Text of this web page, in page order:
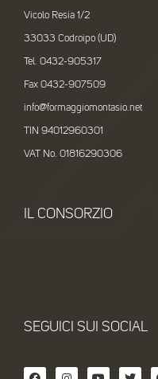
Vicolo Resia 1/2
33033 Codroipo (UD)
Tel. 0432-905317
Fax 0432-907509
info@formaggiomontasio.net
TIN 94012960301
VAT No. 01816290306
IL CONSORZIO
SEGUICI SUI SOCIAL